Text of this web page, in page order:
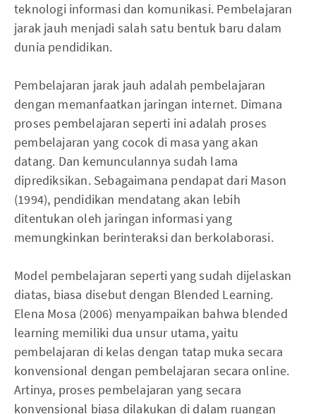
teknologi informasi dan komunikasi. Pembelajaran
jarak jauh menjadi salah satu bentuk baru dalam
dunia pendidikan.
Pembelajaran jarak jauh adalah pembelajaran
dengan memanfaatkan jaringan internet. Dimana
proses pembelajaran seperti ini adalah proses
pembelajaran yang cocok di masa yang akan
datang. Dan kemunculannya sudah lama
diprediksikan. Sebagaimana pendapat dari Mason
(1994), pendidikan mendatang akan lebih
ditentukan oleh jaringan informasi yang
memungkinkan berinteraksi dan berkolaborasi.
Model pembelajaran seperti yang sudah dijelaskan
diatas, biasa disebut dengan Blended Learning.
Elena Mosa (2006) menyampaikan bahwa blended
learning memiliki dua unsur utama, yaitu
pembelajaran di kelas dengan tatap muka secara
konvensional dengan pembelajaran secara online.
Artinya, proses pembelajaran yang secara
konvensional biasa dilakukan di dalam ruangan